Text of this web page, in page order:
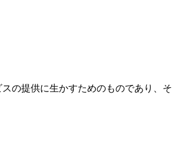
の提供に生かすためのものであり、そ